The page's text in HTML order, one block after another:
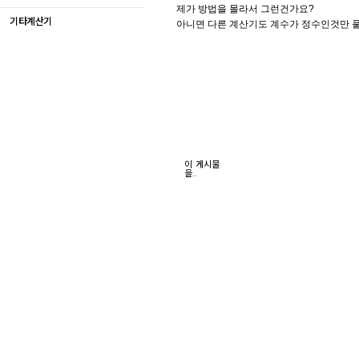
기타계산기
제가 방법을 몰라서 그런건가요?
아니면 다른 계산기도 계수가 정수인것만
이 게시물
을..